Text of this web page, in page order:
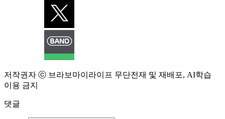
저작권자 ⓒ 브라보마이라이프 무단전재 및 재배포, AI학습
이용 금지
댓글